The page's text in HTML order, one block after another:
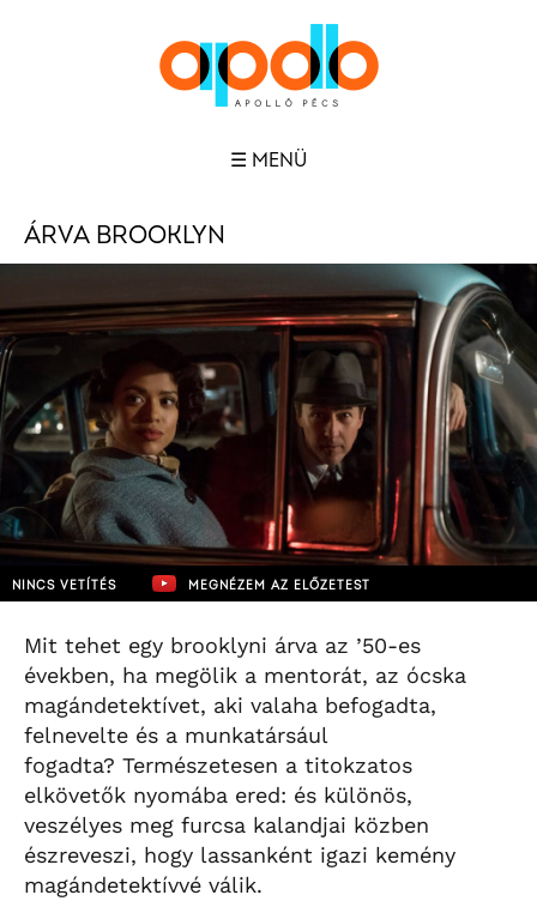
☰ MENÜ
ÁRVA BROOKLYN
NINCS VETÍTÉS MEGNÉZEM AZ ELŐZETEST
Mit tehet egy brooklyni árva az ’50-es
években, ha megölik a mentorát, az ócska
magándetektívet, aki valaha befogadta,
felnevelte és a munkatársául
fogadta? Természetesen a titokzatos
elkövetők nyomába ered: és különös,
veszélyes meg furcsa kalandjai közben
észreveszi, hogy lassanként igazi kemény
magándetektívvé válik.